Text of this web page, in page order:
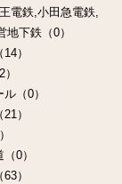
電鉄,小田急電鉄,
下鉄（0）
）
（0）
）
0）
）